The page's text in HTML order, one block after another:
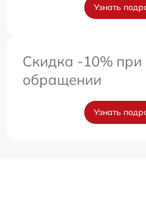
Узнать
Скидка -10% при
обращении
Узнать